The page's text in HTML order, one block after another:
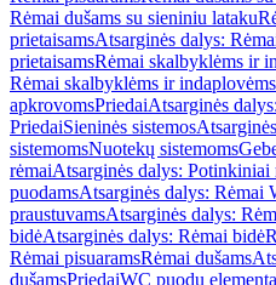
Rėmai dušams su sieniniu lataku
prietaisamsAtsarginės dalys:
prietaisamsRėmai skalbyklėms ir
Rėmai skalbyklėms ir indaplovėms
apkrovomsPriedaiAtsarginės
PriedaiSieninės sistemos
sistemomsNuotekų sistemoms
rėmaiAtsarginės dalys: Potinkiniai
puodamsAtsarginės dalys: Rėmai
praustuvamsAtsarginės dalys:
bidėAtsarginės dalys: Rėmai bidė
Rėmai pisuaramsRėmai dušams
dušamsPriedaiWC puodų